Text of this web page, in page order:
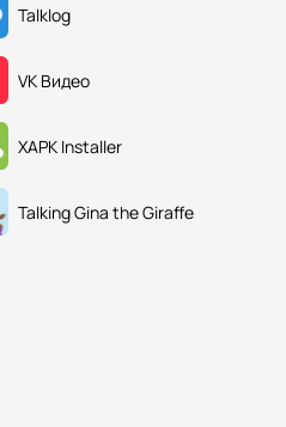
Talklog
VK Видео
XAPK Installer
Talking Gina the Giraffe